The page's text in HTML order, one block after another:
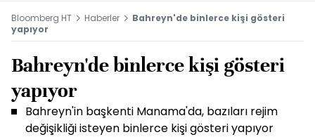
Bloomberg HT Haberler
Bahreyn'de binlerce kişi gösteri
yapıyor
Bahreyn'de binlerce kişi gösteri
yapıyor
Bahreyn'in başkenti Manama'da, bazıları rejim
değişikliği isteyen binlerce kişi gösteri yapıyor